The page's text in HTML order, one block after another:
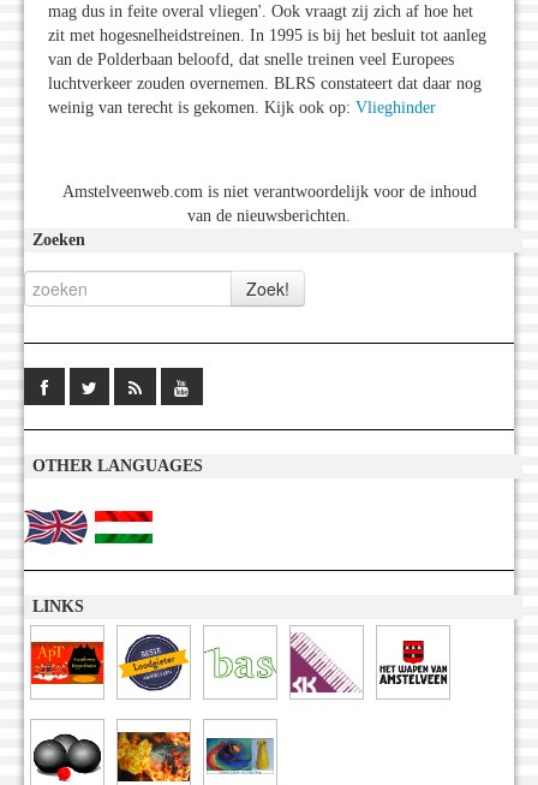
mag dus in feite overal vliegen'. Ook vraagt zij zich af hoe het
zit met hogesnelheidstreinen. In 1995 is bij het besluit tot aanleg
van de Polderbaan beloofd, dat snelle treinen veel Europees
luchtverkeer zouden overnemen. BLRS constateert dat daar nog
weinig van terecht is gekomen. Kijk ook op: Vlieghinder
Amstelveenweb.com is niet verantwoordelijk voor de inhoud
van de nieuwsberichten.
Zoeken
OTHER LANGUAGES
LINKS